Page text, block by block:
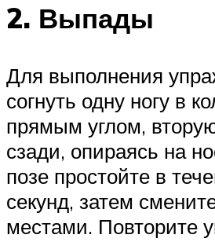
2. Выпады
Для выполнения
согнуть одну ногу в
прямым углом,
сзади, опираясь на
позе простойте в
секунд, затем
местами. Повторите